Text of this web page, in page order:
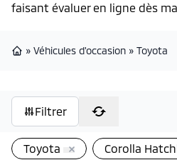
faisant évaluer en ligne dès
» Véhicules d'occasion » Toyota
Filtrer
Toyota Corolla